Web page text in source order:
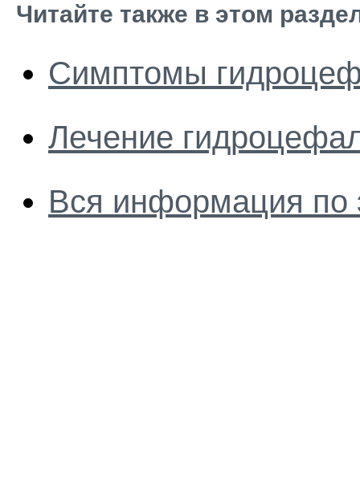
Читайте также в этом
Симптомы
Лечение
Вся информация по